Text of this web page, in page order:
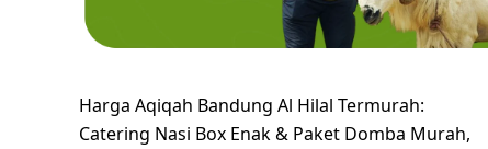
Harga Aqiqah Bandung Al Hilal Termurah:
Catering Nasi Box Enak & Paket Domba Murah,